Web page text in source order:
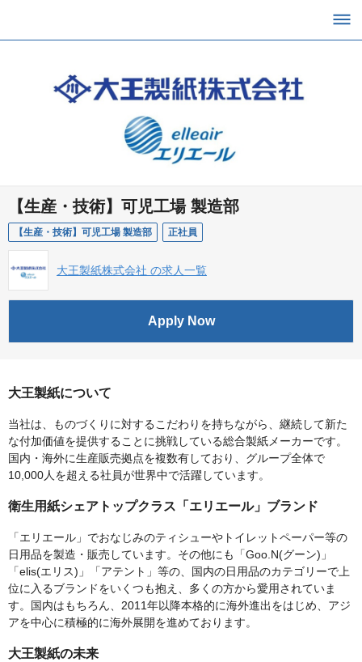
【生産・技術】可児工場 製造部
【生産・技術】可児工場 製造部 正社員
大王製紙株式会社 の求人一覧
Apply Now
大王製紙について
当社は、ものづくりに対するこだわりを持ちながら、継続して新た
な付加価値を提供することに挑戦している総合製紙メーカーです。
国内・海外に生産販売拠点を複数有しており、グループ全体で
10,000人を超える社員が世界中で活躍しています。
衛生用紙シェアトップクラス「エリエール」ブランド
「エリエール」でおなじみのティシューやトイレットペーパー等の
日用品を製造・販売しています。その他にも「Goo.N(グーン)」
「elis(エリス)」「アテント」等の、国内の日用品のカテゴリーで上
位に入るブランドをいくつも抱え、多くの方から愛用されていま
す。国内はもちろん、2011年以降本格的に海外進出をはじめ、アジ
アを中心に積極的に海外展開を進めております。
大王製紙の未来